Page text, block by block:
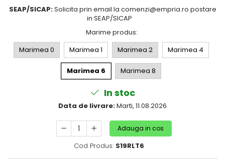
Ingrijire bebe si mama
Igiena si ingrijire bebelusi
Accesorii bebelusi / nou-nascuti
Perne si saltele bebelusi
Diversificare bebelusi
Jucarii copii si jocuri educative
Jucarii dentitie
SEAP/SICAP:Solicita prin email la comenzi@empria.ro postare
in SEAP/SICAP
Marime produs:
Marimea 0
Marimea 1 Marimea 2 Marimea 4
Marimea 6 Marimea 8
In stoc
Data de livrare:Marti, 11.08.2026
Adauga in cos
Cod Produs: S19RLT6